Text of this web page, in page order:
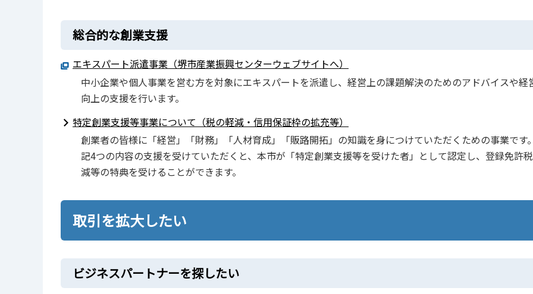
総合的な創業支援
エキスパート派遣事業（堺市産業振興センターウェブサイトへ）
中小企業や個人事業を営む方を対象にエキスパートを派遣し、経営上の課題解決のためのアドバイスや経
向上の支援を行います。
特定創業支援等事業について（税の軽減・信用保証枠の拡充等）
創業者の皆様に「経営」「財務」「人材育成」「販路開拓」の知識を身につけていただくための事業です
記4つの内容の支援を受けていただくと、本市が「特定創業支援等を受けた者」として認定し、登録免許
減等の特典を受けることができます。
取引を拡大したい
ビジネスパートナーを探したい